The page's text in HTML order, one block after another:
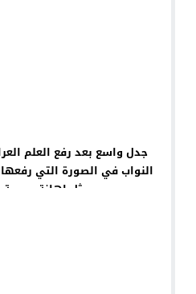
جدل واسع بعد رفع العلم
النواب في الصورة التي
يمثل إهانة صريحة